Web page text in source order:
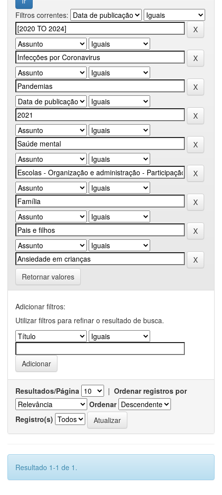
Filtros correntes:
Retornar valores
Adicionar filtros:
Utilizar filtros para refinar o resultado de busca.
Resultados/Página | Ordenar registros por
Ordenar
Registro(s)
Resultado 1-1 de 1.